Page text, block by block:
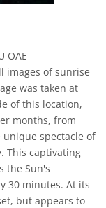
OAE
images of sunrise
was taken at
of this location,
months, from
spectacle of
This captivating
the Sun's
30 minutes. At its
but appears to